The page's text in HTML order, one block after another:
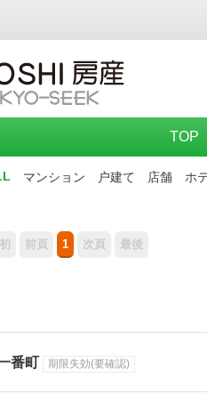
TOP
マンション 户建て 店舗 ホ
番町 期限失効(要確認)